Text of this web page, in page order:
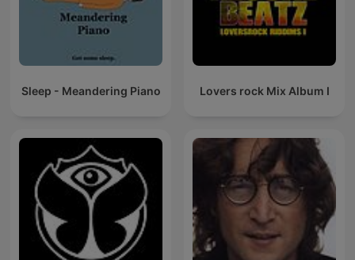
Sleep - Meandering Piano Lovers rock Mix Album I